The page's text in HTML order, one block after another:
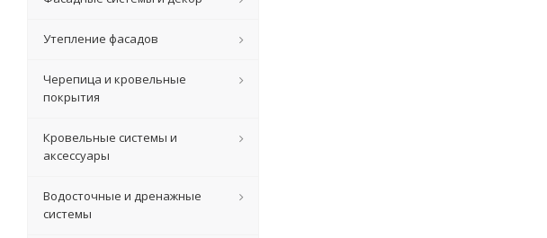
Утепление фасадов
Черепица и кровельные
покрытия
Кровельные системы и
аксессуары
Водосточные и дренажные
системы